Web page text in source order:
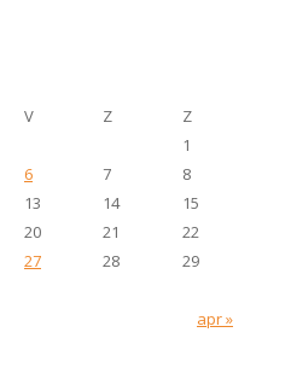
V Z Z
apr »
1
6 7
8
13 14
15
20 21
22
27 28
29